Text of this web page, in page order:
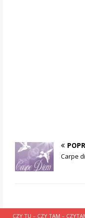
Carpe
CZY TU – CZY TAM –